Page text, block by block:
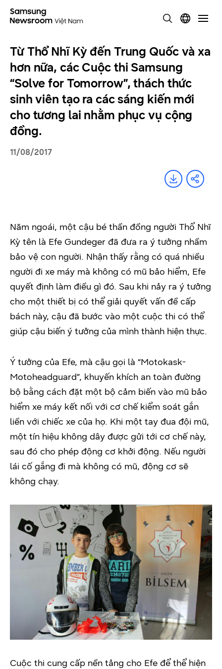
Từ Thổ Nhĩ Kỳ đến Trung Quốc và xa
hơn nữa, các Cuộc thi Samsung
“Solve for Tomorrow”, thách thức
sinh viên tạo ra các sáng kiến mới
cho tương lai nhằm phục vụ cộng
đồng.
11/08/2017
Năm ngoái, một cậu bé thần đồng người Thổ Nhĩ
Kỳ tên là Efe Gundeger đã đưa ra ý tưởng nhầm
bảo vệ con người. Nhận thấy rằng có quá nhiều
người đi xe máy mà không có mũ bảo hiểm, Efe
quyết định làm điều gì đó. Sau khi nảy ra ý tưởng
cho một thiết bị có thể giải quyết vấn đề cấp
bách này, cậu đã bước vào một cuộc thi có thể
giúp cậu biến ý tưởng của mình thành hiện thực.
Ý tưởng của Efe, mà cậu gọi là “Motokask-
Motoheadguard”, khuyến khích an toàn đường
bộ bằng cách đặt một bộ cảm biến vào mũ bảo
hiểm xe máy kết nối với cơ chế kiểm soát gắn
liền với chiếc xe của họ. Khi một tay đua đội mũ,
một tín hiệu không dây được gửi tới cơ chế này,
sau đó cho phép động cơ khởi động. Nếu người
lái cố gắng đi mà không có mũ, động cơ sẽ
không chạy.
Cuộc thi cung cấp nền tảng cho Efe để thể hiện